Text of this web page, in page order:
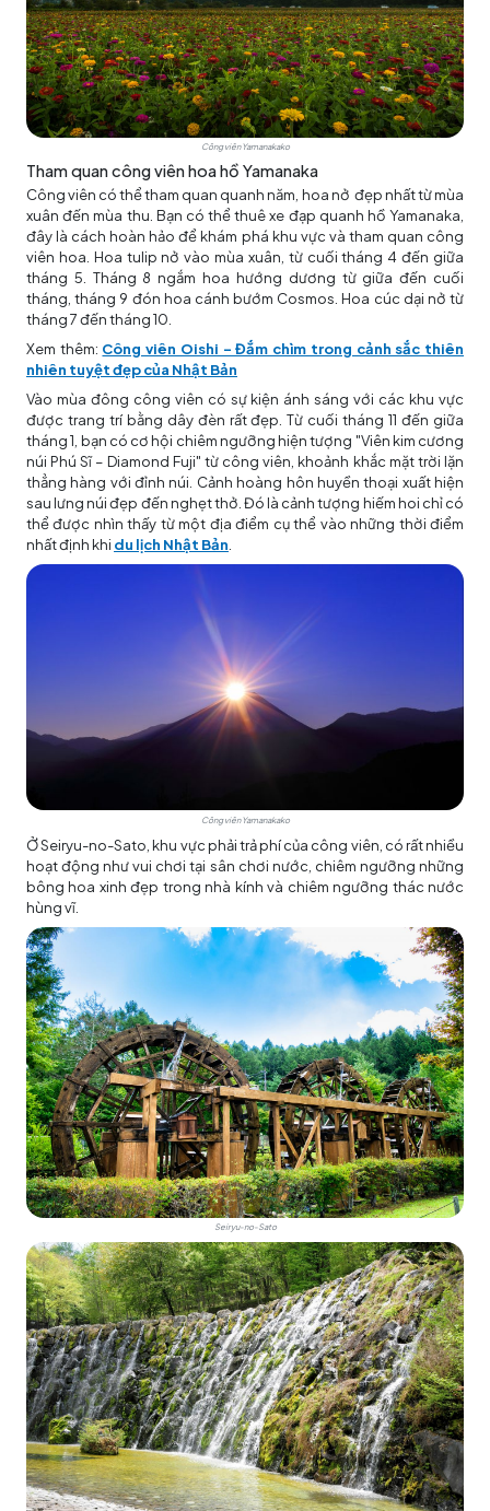
Công viên Yamanakako
Tham quan công viên hoa hồ Yamanaka
Công viên có thể tham quan quanh năm, hoa nở đẹp nhất từ ​​mùa
xuân đến mùa thu. Bạn có thể thuê xe đạp quanh hồ Yamanaka,
đây là cách hoàn hảo để khám phá khu vực và tham quan công
viên hoa. Hoa tulip nở vào mùa xuân, từ cuối tháng 4 đến giữa
tháng 5. Tháng 8 ngắm hoa hướng dương từ giữa đến cuối
tháng, tháng 9 đón hoa cánh bướm Cosmos. Hoa cúc dại nở từ
tháng 7 đến tháng 10.
Xem thêm: Công viên Oishi - Đắm chìm trong cảnh sắc thiên
nhiên tuyệt đẹp của Nhật Bản
Vào mùa đông công viên có sự kiện ánh sáng với các khu vực
được trang trí bằng dây đèn rất đẹp. Từ cuối tháng 11 đến giữa
tháng 1, bạn có cơ hội chiêm ngưỡng hiện tượng "Viên kim cương
núi Phú Sĩ – Diamond Fuji" từ công viên, khoảnh khắc mặt trời lặn
thẳng hàng với đỉnh núi. Cảnh hoàng hôn huyền thoại xuất hiện
sau lưng núi đẹp đến nghẹt thở. Đó là cảnh tượng hiếm hoi chỉ có
thể được nhìn thấy từ một địa điểm cụ thể vào những thời điểm
nhất định khi du lịch Nhật Bản.
Công viên Yamanakako
Ở Seiryu-no-Sato, khu vực phải trả phí của công viên, có rất nhiều
hoạt động như vui chơi tại sân chơi nước, chiêm ngưỡng những
bông hoa xinh đẹp trong nhà kính và chiêm ngưỡng thác nước
hùng vĩ.
Seiryu-no-Sato